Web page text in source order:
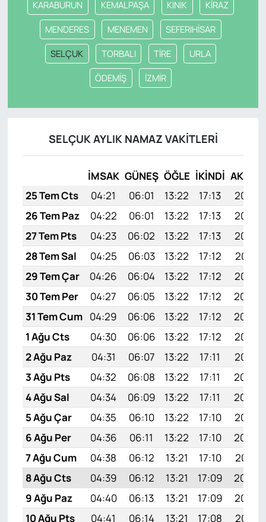
KARABURUN KEMALPAŞA KINIK KİRAZ
MENDERES MENEMEN SEFERIHİSAR
SELÇUK TORBALI TİRE URLA
ÖDEMİŞ İZMİR
SELÇUK AYLIK NAMAZ VAKITLERI
İMSAK GÜNEŞ ÖĞLE İKINDI AKŞAM
25 Tem Cts
04:21 06:01 13:22 17:13
20:34
26 Tem Paz
04:22 06:01 13:22 17:13
20:33
27 Tem Pts
04:23 06:02 13:22 17:13
20:32
28 Tem Sal
04:25 06:03 13:22 17:12
20:31
29 Tem Çar
04:26 06:04 13:22 17:12
20:30
30 Tem Per
04:27 06:05 13:22 17:12
20:29
31 Tem Cum 04:29 06:06 13:22 17:12
20:28
1 Ağu Cts
04:30 06:06 13:22 17:12
20:27
2 Ağu Paz
04:31 06:07 13:22 17:11
20:27
3 Ağu Pts
04:32 06:08 13:22 17:11
20:26
4 Ağu Sal
04:34 06:09 13:22 17:11
20:24
5 Ağu Çar
04:35 06:10 13:22 17:10
20:23
6 Ağu Per
04:36 06:11 13:22 17:10
20:22
7 Ağu Cum
04:38 06:12 13:21 17:10
20:21
8 Ağu Cts
04:39 06:12 13:21 17:09
20:20
9 Ağu Paz
04:40 06:13 13:21 17:09
20:19
10 Ağu Pts
04:41 06:14 13:21 17:08
20:18